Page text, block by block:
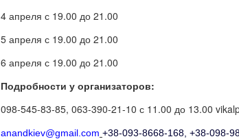
4 апреля с 19.00 до 21.00
5 апреля с 19.00 до 21.00
6 апреля с 19.00 до 21.00
Подробности у организаторов:
098-545-83-85, 063-390-21-10 с 11.00 до 13.00
anandkiev@gmail.com +38-093-8668-168, +38-098-